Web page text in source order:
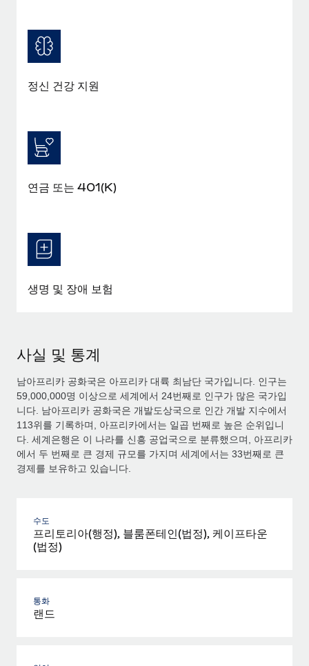
정신 건강 지원
연금 또는 401(K)
생명 및 장애 보험
사실 및 통계
남아프리카 공화국은 아프리카 대륙 최남단 국가입니다. 인구는
59,000,000명 이상으로 세계에서 24번째로 인구가 많은 국가입
니다. 남아프리카 공화국은 개발도상국으로 인간 개발 지수에서
113위를 기록하며, 아프리카에서는 일곱 번째로 높은 순위입니
다. 세계은행은 이 나라를 신흥 공업국으로 분류했으며, 아프리카
에서 두 번째로 큰 경제 규모를 가지며 세계에서는 33번째로 큰
경제를 보유하고 있습니다.
수도
프리토리아(행정), 블룸폰테인(법정), 케이프타운
(법정)
통화
랜드